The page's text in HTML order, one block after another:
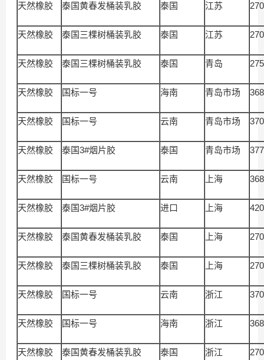
天然橡胶 泰国黄春发桶装乳胶 泰国 江苏
天然橡胶 泰国三棵树桶装乳胶 泰国 江苏
天然橡胶 泰国三棵树桶装乳胶 泰国 青岛
天然橡胶 国标一号 海南 青岛市场
天然橡胶 国标一号 云南 青岛市场
天然橡胶 泰国3#烟片胶 泰国 青岛市场
天然橡胶 国标一号 云南 上海
天然橡胶 泰国3#烟片胶 进口 上海
天然橡胶 泰国黄春发桶装乳胶 泰国 上海
天然橡胶 泰国三棵树桶装乳胶 泰国 上海
天然橡胶 国标一号 云南 浙江
天然橡胶 国标一号 海南 浙江
天然橡胶 泰国黄春发桶装乳胶 泰国 浙江